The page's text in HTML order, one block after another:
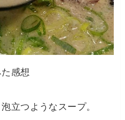
感想
立つようなスープ。